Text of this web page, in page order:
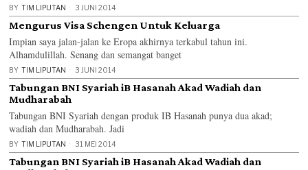
BY TIM LIPUTAN 3 JUNI 2014
Mengurus Visa Schengen Untuk Keluarga
Impian saya jalan-jalan ke Eropa akhirnya terkabul tahun ini.
Alhamdulillah. Senang dan semangat banget
BY TIM LIPUTAN 3 JUNI 2014
Tabungan BNI Syariah iB Hasanah Akad Wadiah dan
Mudharabah
Tabungan BNI Syariah dengan produk IB Hasanah punya dua akad;
wadiah dan Mudharabah. Jadi
BY TIM LIPUTAN 31 MEI 2014
Tabungan BNI Syariah iB Hasanah Akad Wadiah dan